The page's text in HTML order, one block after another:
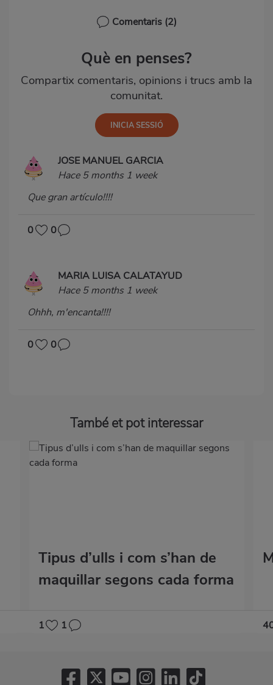
Comentaris (2)
Què en penses?
Compartix comentaris, opinions i trucs amb la
comunitat.
JOSE MANUEL GARCIA
Hace 5 months 1 week
Que gran artículo!!!!
0 0
MARIA LUISA CALATAYUD
Hace 5 months 1 week
Ohhh, m'encanta!!!!
0 0
També et pot interessar
Tipus d’ulls i com s’han de
maquillar segons cada forma
1 1